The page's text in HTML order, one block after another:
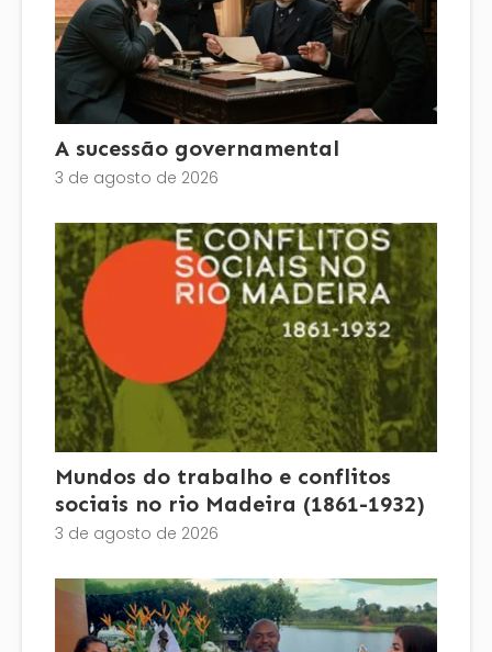
A sucessão governamental
3 de agosto de 2026
Mundos do trabalho e conflitos
sociais no rio Madeira (1861-1932)
3 de agosto de 2026